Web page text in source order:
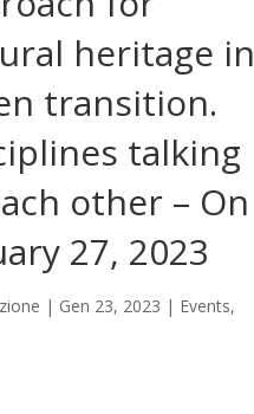
heritage in
transition.
talking
other – On
27, 2023
| Gen 23, 2023 | Events,